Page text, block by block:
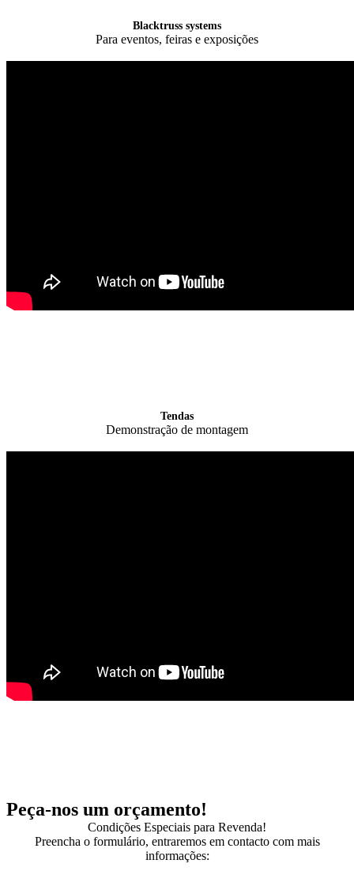
Blacktruss systems
Para eventos, feiras e exposições
Tendas
Demonstração de montagem
Peça-nos um orçamento!
Condições Especiais para Revenda!
Preencha o formulário, entraremos em contacto com mais
informações: